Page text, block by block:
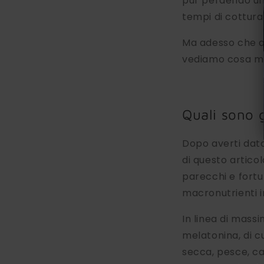
tempi di
Ma adesso che
vediamo cosa
Quali sono
Dopo averti
di questo
parecchi e
macronutrienti
In linea di
melatonina, di
secca, pesce,